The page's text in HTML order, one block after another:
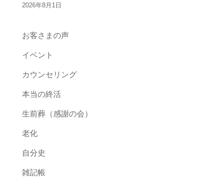
2026年8月1日
お客さまの声
イベント
カウンセリング
本当の終活
生前葬（感謝の会）
老化
自分史
雑記帳